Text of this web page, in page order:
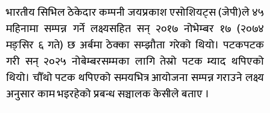
भारतीय सिभिल ठेकेदार कम्पनी जयप्रकाश एसोशियट्स (जेपी)ले ४५
महिनामा सम्पन्न गर्ने लक्ष्यसहित सन् २०१७ नोभेम्बर १७ (२०७४
मङ्सिर ६ गते) छ अर्बमा ठेक्का सम्झौता गरेको थियो। पटकपटक
गरी सन् २०२५ नोबेम्बरसम्मका लागि तेस्रो पटक म्याद थपिएको
थियो। चौँथो पटक थपिएको समयभित्र आयोजना सम्पन्न गराउने लक्ष्य
अनुसार काम भइरहेको प्रबन्ध सञ्चालक केसीले बताए ।